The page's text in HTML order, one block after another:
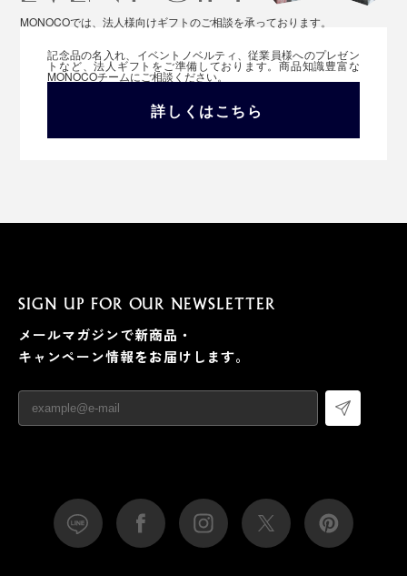
MONOCOでは、法人様向けギフトのご相談を承っております。
記念品の名入れ、イベントノベルティ、従業員様へのプレゼン
トなど、法人ギフトをご準備しております。商品知識豊富な
MONOCOチームにご相談ください。
詳しくはこちら
SIGN UP FOR OUR NEWSLETTER
メールマガジンで新商品・
キャンペーン情報をお届けします。